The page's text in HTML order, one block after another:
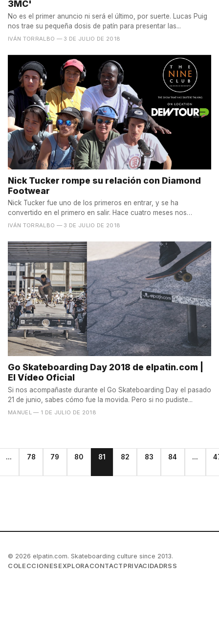
3MC'
No es el primer anuncio ni será el último, por suerte. Lucas Puig
nos trae su pequeña dosis de patín para presentar las...
IVÁN TORRALBO — 3 DE JULIO DE 2018
Nick Tucker rompe su relación con Diamond
Footwear
Nick Tucker fue uno de los primeros en entrar, y se ha
convertido en el primero en salir. Hace cuatro meses nos
llegaba...
IVÁN TORRALBO — 3 DE JULIO DE 2018
Go Skateboarding Day 2018 de elpatin.com |
El Vídeo Oficial
Si nos acompañaste durante el Go Skateboarding Day el pasado
21 de junio, sabes cómo fue la movida. Pero si no pudiste...
MANUEL — 1 DE JULIO DE 2018
... 78 79 80 81 82 83 84 ...
© 2026 elpatin.com. Skateboarding culture since 2013.
COLECCIONES EXPLORACONTACT PRIVACIDADRSS